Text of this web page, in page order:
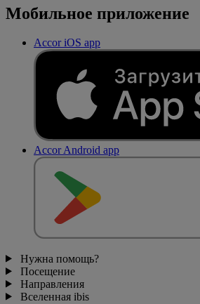
Мобильное приложение
Accor iOS app
Accor Android app
Нужна помощь?
Посещение
Направления
Вселенная ibis